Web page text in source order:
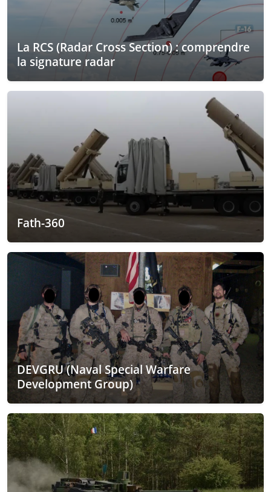
La RCS (Radar Cross Section) : comprendre
la signature radar
Fath-360
DEVGRU (Naval Special Warfare
Development Group)